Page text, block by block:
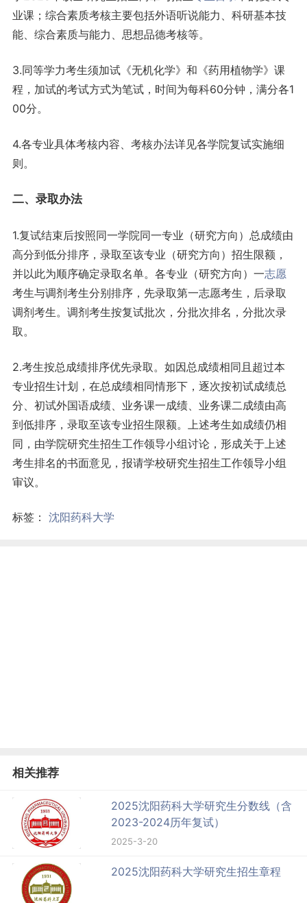
业课；综合素质考核主要包括外语听说能力、科研基本技
能、综合素质与能力、思想品德考核等。
3.同等学力考生须加试《无机化学》和《药用植物学》课
程，加试的考试方式为笔试，时间为每科60分钟，满分各1
00分。
4.各专业具体考核内容、考核办法详见各学院复试实施细
则。
二、录取办法
1.复试结束后按照同一学院同一专业（研究方向）总成绩由
高分到低分排序，录取至该专业（研究方向）招生限额，
并以此为顺序确定录取名单。各专业（研究方向）一志愿
考生与调剂考生分别排序，先录取第一志愿考生，后录取
调剂考生。调剂考生按复试批次，分批次排名，分批次录
取。
2.考生按总成绩排序优先录取。如因总成绩相同且超过本
专业招生计划，在总成绩相同情形下，逐次按初试成绩总
分、初试外国语成绩、业务课一成绩、业务课二成绩由高
到低排序，录取至该专业招生限额。上述考生如成绩仍相
同，由学院研究生招生工作领导小组讨论，形成关于上述
考生排名的书面意见，报请学校研究生招生工作领导小组
审议。
标签： 沈阳药科大学
相关推荐
2025沈阳药科大学研究生分数线（含
2023-2024历年复试）
2025-3-20
2025沈阳药科大学研究生招生章程